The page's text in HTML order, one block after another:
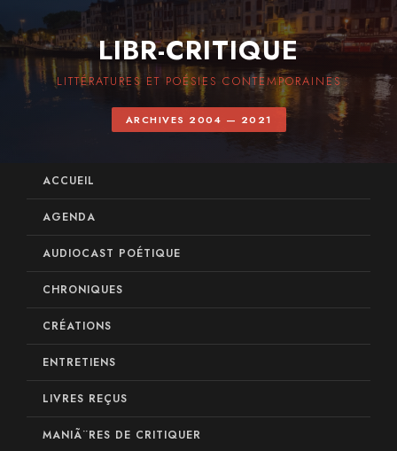
LIBR-CRITIQUE
LITTÉRATURES ET POÉSIES CONTEMPORAINES
ARCHIVES 2004 — 2021
ACCUEIL
AGENDA
AUDIOCAST POÉTIQUE
CHRONIQUES
CRÉATIONS
ENTRETIENS
LIVRES REÇUS
MANIÃ¨RES DE CRITIQUER